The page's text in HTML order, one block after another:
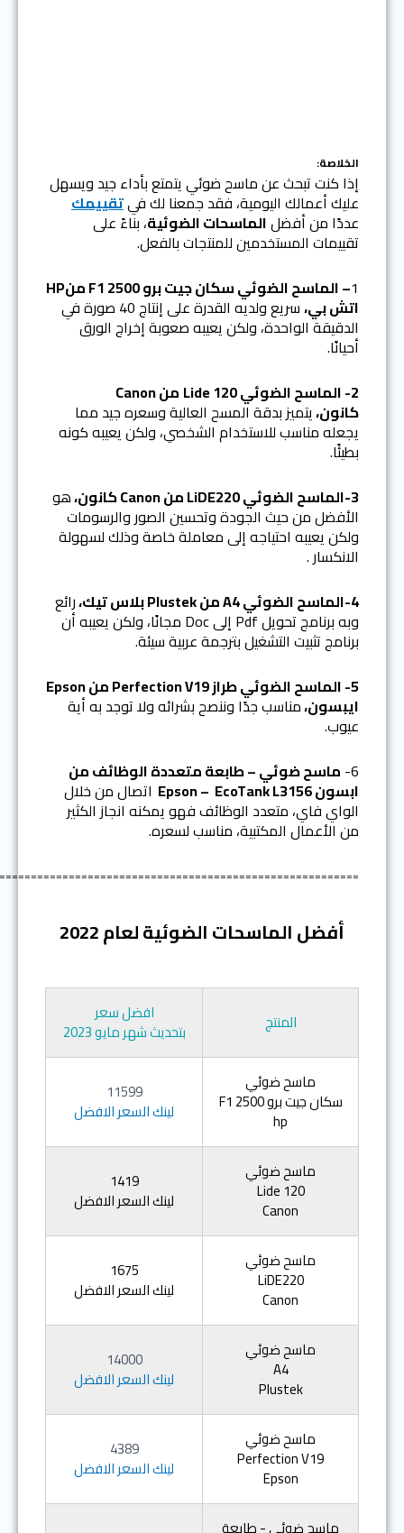
الخلاصة:
إذا كنت تبحث عن ماسح ضوئي يتمتع بأداء جيد ويسهل
عليك أعمالك اليومية، فقد جمعنا لك فيتقييمك
عددًا من أفضلالماسحات الضوئية، بناءً على
تقييمات المستخدمين للمنتجات بالفعل.
1
– الماسح الضوئي سكان جيت برو F1 2500 منHP
اتش بي، سريع ولديه القدرة على إنتاج 40 صورة في
الدقيقة الواحدة، ولكن يعيبه صعوبة إخراج الورق
أحيانًا.
2- الماسح الضوئي من
كانون،يتميز بدقة المسح العالية وسعره جيد مما
يجعله مناسب للاستخدام الشخصي، ولكن يعيبه كونه
بطيئًا.
3-الماسح الضوئي
من كانون،هو
الأفضل من حيث الجودة وتحسين الصور والرسومات
ولكن يعيبه احتياجه إلى معاملة خاصة وذلك لسهولة
الانكسار .
4-الماسح الضوئي
من بلاس تيك،رائع
وبه برنامج تحويل Pdf إلى Doc مجانًا، ولكن يعيبه أن
برنامج تثبيت التشغيل بترجمة عربية سيئة.
5- الماسح الضوئي طراز من
ايبسون،مناسب جدًا وننصح بشرائه ولا توجد به أية
عيوب.
6- ماسح ضوئي – طابعة متعددة الوظائف من
ابسون Epson– EcoTank L3156 اتصال من خلال
الواي فاي، متعدد الوظائف فهو يمكنه انجاز الكثير
من الأعمال المكتبية، مناسب لسعره.
أفضل الماسحات الضوئية لعام 2022
المنتج افضل سعر
بتحديث شهر مايو 2023
ماسح ضوئي
سكان جيت برو F1 2500
hp
11599
لينك السعر الافضل
ماسح ضوئي
Lide 120
Canon
1419
لينك السعر الافضل
ماسح ضوئي
LiDE220
Canon
1675
لينك السعر الافضل
ماسح ضوئي
A4
Plustek
14000
لينك السعر الافضل
ماسح ضوئي
Perfection V19
Epson
4389
لينك السعر الافضل